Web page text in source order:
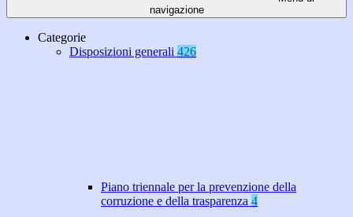
navigazione
Categorie
Disposizioni generali 426
Piano triennale per la prevenzione della
corruzione e della trasparenza 4